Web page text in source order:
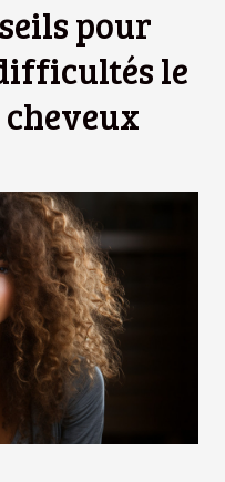
pour
le
cheveux